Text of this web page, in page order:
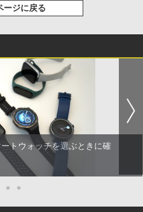
ージに戻る
トウォッチを選ぶときに確
● ●